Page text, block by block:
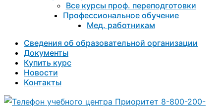
Все курсы проф. переподготовки
Профессиональное обучение
Мед. работникам
Сведения об образовательной организации
Документы
Купить курс
Новости
Контакты
8-800-200-